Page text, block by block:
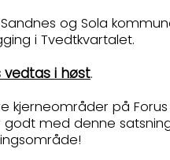
og Sola
i Tvedtkvartalet.
vedtas i høst.
på
med denne